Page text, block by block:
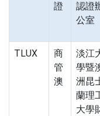
證
認證
公室
TLUX
商
管
澳
淡江
學暨
洲昆
蘭理
大學